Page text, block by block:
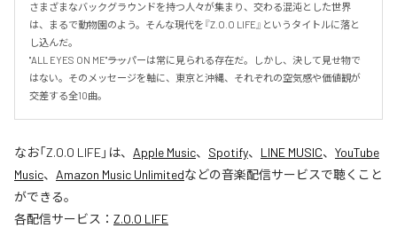
さまざまなバックグラウンドを持つ人々が集まり、交わる混沌とした世界
は、まるで動物園のよう。そんな現代を『Z.O.O LIFE』というタイトルに落と
し込んだ。
"ALL EYES ON ME"――ラッパーは常に見られる存在だ。しかし、決して見せ物で
はない。そのメッセージを軸に、東京と沖縄、それぞれの空気感や価値観が
交差する全10曲。
なお「Z.O.O LIFE」は、 Apple Music、 Spotify、 LINE MUSIC、 YouTube
Music、 Amazon Music Unlimitedなどの音楽配信サービスで聴くこと
ができる。
各配信サービス： Z.O.O LIFE